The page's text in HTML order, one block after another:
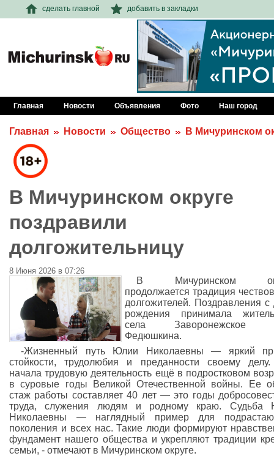
сделать главной добавить в закладки
Главная Новости Объявления Фото Наш город
Главная Новости Общество В Мичуринском
В Мичуринском округе
поздравили
долгожительницу
8 Июня 2026 в 07:26
В Мичуринском
продолжается традиция
долгожителей. Поздравления с
рождения принимала
села Заворонежское
Федюшкина.
-Жизненный путь Юлии Николаевны — яркий
стойкости, трудолюбия и преданности своему
начала трудовую деятельность ещё в подростковом
в суровые годы Великой Отечественной войны. Ее
стаж работы составляет 40 лет — это годы
труда, служения людям и родному краю. Судьба
Николаевны — наглядный пример для
поколения и всех нас. Такие люди формируют
фундамент нашего общества и укрепляют традиции
семьи, - отмечают в Мичуринском округе.